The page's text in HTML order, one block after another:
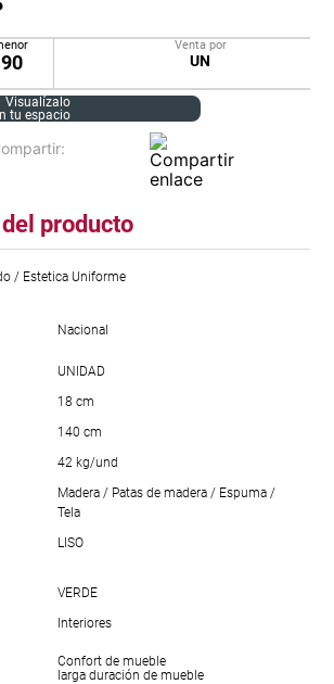
Venta por
UN
Visualízalo
tu espacio
producto
/ Estetica Uniforme
Nacional
UNIDAD
18 cm
140 cm
42 kg/und
Madera / Patas de madera / Espuma /
Tela
LISO
VERDE
Interiores
Confort de mueble
larga duración de mueble